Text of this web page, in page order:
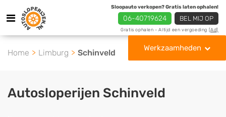
Sloopauto verkopen? Gratis laten ophalen!
06-40719624 BEL MIJ OP
Gratis ophalen - Altijd een vergoeding [Ad]
Werkzaamheden
Home Limburg Schinveld
Autosloperijen Schinveld